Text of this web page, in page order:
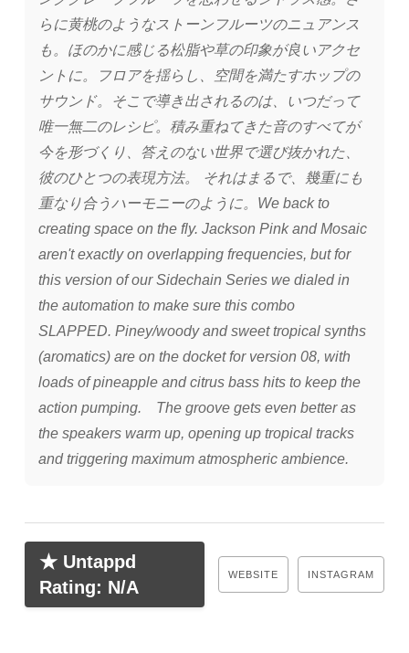
らに黄桃のようなストーンフルーツのニュアンス
も。ほのかに感じる松脂や草の印象が良いアクセ
ントに。フロアを揺らし、空間を満たすホップの
サウンド。そこで導き出されるのは、いつだって
唯一無二のレシピ。積み重ねてきた音のすべてが
今を形づくり、答えのない世界で選び抜かれた、
彼のひとつの表現方法。 それはまるで、幾重にも
重なり合うハーモニーのように。We back to
creating space on the fly. Jackson Pink and Mosaic
aren't exactly on overlapping frequencies, but for
this version of our Sidechain Series we dialed in
the automation to make sure this combo
SLAPPED. Piney/woody and sweet tropical synths
(aromatics) are on the docket for version 08, with
loads of pineapple and citrus bass hits to keep the
action pumping. The groove gets even better as
the speakers warm up, opening up tropical tracks
and triggering maximum atmospheric ambience.
★ Untappd
Rating: N/A
WEBSITE INSTAGRAM